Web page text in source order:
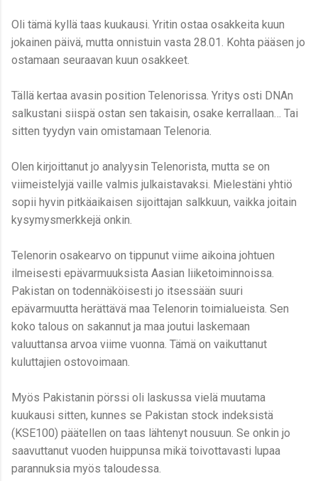
Oli tämä kyllä taas kuukausi. Yritin ostaa osakkeita kuun
jokainen päivä, mutta onnistuin vasta 28.01. Kohta pääsen jo
ostamaan seuraavan kuun osakkeet.
Tällä kertaa avasin position Telenorissa. Yritys osti DNAn
salkustani siispä ostan sen takaisin, osake kerrallaan… Tai
sitten tyydyn vain omistamaan Telenoria.
Olen kirjoittanut jo analyysin Telenorista, mutta se on
viimeistelyjä vaille valmis julkaistavaksi. Mielestäni yhtiö
sopii hyvin pitkäaikaisen sijoittajan salkkuun, vaikka joitain
kysymysmerkkejä onkin.
Telenorin osakearvo on tippunut viime aikoina johtuen
ilmeisesti epävarmuuksista Aasian liiketoiminnoissa.
Pakistan on todennäköisesti jo itsessään suuri
epävarmuutta herättävä maa Telenorin toimialueista. Sen
koko talous on sakannut ja maa joutui laskemaan
valuuttansa arvoa viime vuonna. Tämä on vaikuttanut
kuluttajien ostovoimaan.
Myös Pakistanin pörssi oli laskussa vielä muutama
kuukausi sitten, kunnes se Pakistan stock indeksistä
(KSE100) päätellen on taas lähtenyt nousuun. Se onkin jo
saavuttanut vuoden huippunsa mikä toivottavasti lupaa
parannuksia myös taloudessa.